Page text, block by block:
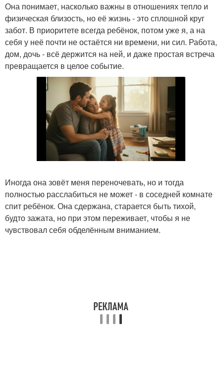
Она понимает, насколько важны в отношениях тепло и
физическая близость, но её жизнь - это сплошной круг
забот. В приоритете всегда ребёнок, потом уже я, а на
себя у неё почти не остаётся ни времени, ни сил. Работа,
дом, дочь - всё держится на ней, и даже простая встреча
превращается в целое событие.
Иногда она зовёт меня переночевать, но и тогда
полностью расслабиться не может - в соседней комнате
спит ребёнок. Она сдержана, старается быть тихой,
будто зажата, но при этом переживает, чтобы я не
чувствовал себя обделённым вниманием.